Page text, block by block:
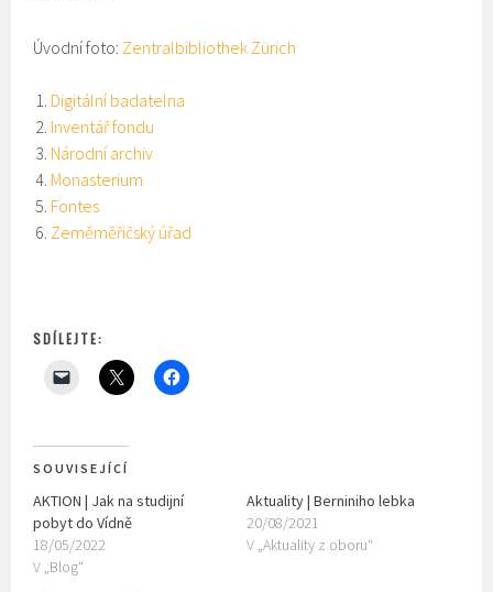
Úvodní foto: Zentralbibliothek Zürich
Digitální badatelna
Inventář fondu
Národní archiv
Monasterium
Fontes
Zeměměřičský úřad
SDÍLEJTE:
SOUVISEJÍCÍ
AKTION | Jak na studijní
pobyt do Vídně
18/05/2022
V „Blog“
Aktuality | Berniniho lebka
20/08/2021
V „Aktuality z oboru“